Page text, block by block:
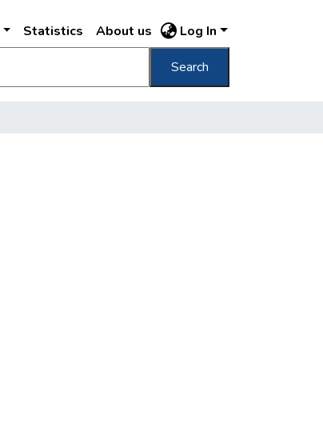
Statistics About us Log In
Search